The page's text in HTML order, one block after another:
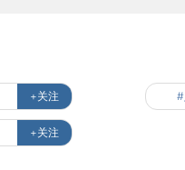
+关注
+关注